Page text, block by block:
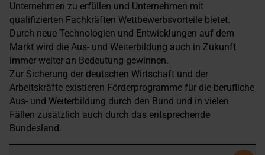
Unternehmen zu erfüllen und Unternehmen mit
qualifizierten Fachkräften Wettbewerbsvorteile bietet.
Durch neue Technologien und Entwicklungen auf dem
Markt wird die Aus- und Weiterbildung auch in Zukunft
immer weiter an Bedeutung gewinnen.
Zur Sicherung der deutschen Wirtschaft und der
Arbeitskräfte existieren Förderprogramme für die berufliche
Aus- und Weiterbildung durch den Bund und in vielen
Fällen zusätzlich auch durch das entsprechende
Bundesland.